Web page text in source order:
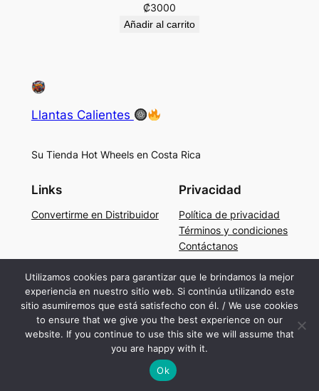
₡3000
Añadir al carrito
Llantas Calientes
Su Tienda Hot Wheels en Costa Rica
Links
Convertirme en Distribuidor
Privacidad
Política de privacidad
Términos y condiciones
Contáctanos
Social
Facebook
Instagram
TikTok
Utilizamos cookies para garantizar que le brindamos la mejor
experiencia en nuestro sitio web. Si continúa utilizando este
sitio asumiremos que está satisfecho con él. / We use cookies
to ensure that we give you the best experience on our
website. If you continue to use this site we will assume that
you are happy with it.
Ok